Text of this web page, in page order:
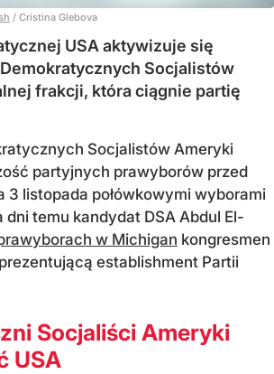
/ Cristina Glebova
USA aktywizuje się
Socjalistów
frakcji, która ciągnie partię
Socjalistów Ameryki
partyjnych prawyborów przed
3 listopada połówkowymi wyborami
dni temu kandydat DSA Abdul El-
w Michigan kongresmen
establishment Partii
Socjaliści Ameryki
USA